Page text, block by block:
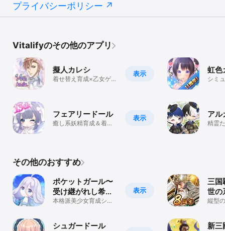
プライバシーポリシー
Vitalifyのその他のアプリ
表示
擬人カレシ
着せ替え育成×乙女ゲー
表示
フェアリードール
癒し系妖精育成＆着せ
虹色
シミ
アル
精霊
その他のおすすめ
表示
ポケットガール〜
受け継がれし希
望〜
本格派美少女育成シミ
シュガードール
三国
世の
縦型
新三